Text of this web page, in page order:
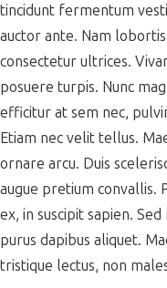
tincidunt fermentum
auctor ante. Nam
consectetur ultrices.
posuere turpis. Nunc
efficitur at sem nec,
Etiam nec velit tellus.
ornare arcu. Duis
augue pretium convallis.
ex, in suscipit sapien.
purus dapibus aliquet.
tristique lectus, non